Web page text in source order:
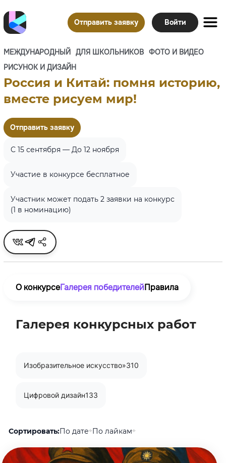
Отправить заявку Войти
МЕЖДУНАРОДНЫЙ ДЛЯ ШКОЛЬНИКОВ ФОТО И ВИДЕО
РИСУНОК И ДИЗАЙН
Россия и Китай: помня историю,
вместе рисуем мир!
Отправить заявку
C 15 сентября — До 12 ноября
Участие в конкурсе бесплатное
Участник может подать 2 заявки на конкурс
(1 в номинацию)
О конкурсеГалерея победителейПравила
Галерея конкурсных работ
Изобразительное искусство»310
Цифровой дизайн133
Сортировать:По дате По лайкам